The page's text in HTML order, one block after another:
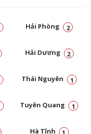
Hải Phòng 2
Hải Dương 2
Thái Nguyên 1
Tuyên Quang 1
Hà Tĩnh